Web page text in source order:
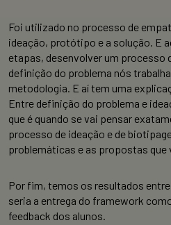
Foi utilizado no processo de
ideação, protótipo e a solução. E
etapas, desenvolver um processo
definição do problema nós
metodologia. E aí tem uma
Entre definição do problema e
que é quando se vai pensar
processo de ideação e de
problemáticas e as propostas que
Por fim, temos os resultados
seria a entrega do framework
feedback dos alunos.